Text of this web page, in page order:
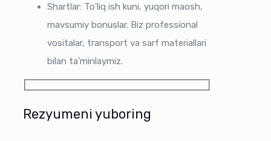
Shartlar: To'liq ish kuni, yuqori maosh,
mavsumiy bonuslar. Biz professional
vositalar, transport va sarf materiallari
bilan ta'minlaymiz.
Rezyumeni yuboring